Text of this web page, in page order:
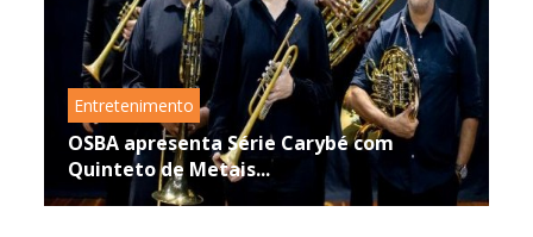
Entretenimento
OSBA apresenta Série Carybé com
Quinteto de Metais...